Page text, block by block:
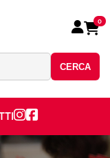
CERCA
0